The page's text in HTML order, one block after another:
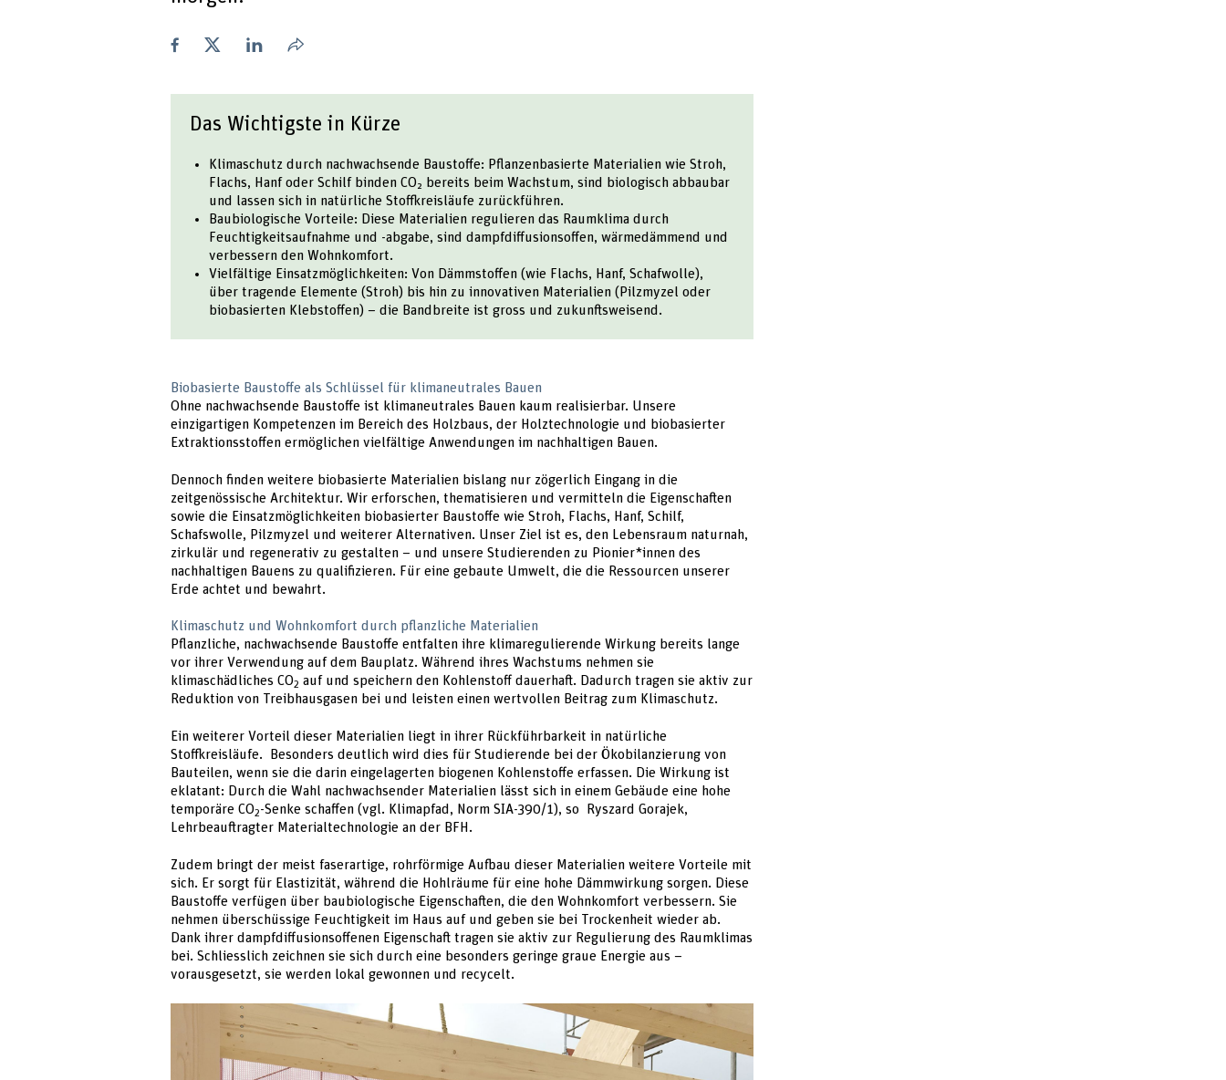
Teilen
Das Wichtigste in Kürze
Klimaschutz durch nachwachsende Baustoffe: Pflanzenbasierte Materialien wie Stroh,
Flachs, Hanf oder Schilf binden CO₂ bereits beim Wachstum, sind biologisch abbaubar
und lassen sich in natürliche Stoffkreisläufe zurückführen.
Baubiologische Vorteile: Diese Materialien regulieren das Raumklima durch
Feuchtigkeitsaufnahme und -abgabe, sind dampfdiffusionsoffen, wärmedämmend und
verbessern den Wohnkomfort.
Vielfältige Einsatzmöglichkeiten: Von Dämmstoffen (wie Flachs, Hanf, Schafwolle),
über tragende Elemente (Stroh) bis hin zu innovativen Materialien (Pilzmyzel oder
biobasierten Klebstoffen) – die Bandbreite ist gross und zukunftsweisend.
Biobasierte Baustoffe als Schlüssel für klimaneutrales Bauen
Ohne nachwachsende Baustoffe ist klimaneutrales Bauen kaum realisierbar. Unsere
einzigartigen Kompetenzen im Bereich des Holzbaus, der Holztechnologie und biobasierter
Extraktionsstoffen ermöglichen vielfältige Anwendungen im nachhaltigen Bauen.
Dennoch finden weitere biobasierte Materialien bislang nur zögerlich Eingang in die
zeitgenössische Architektur. Wir erforschen, thematisieren und vermitteln die Eigenschaften
sowie die Einsatzmöglichkeiten biobasierter Baustoffe wie Stroh, Flachs, Hanf, Schilf,
Schafswolle, Pilzmyzel und weiterer Alternativen. Unser Ziel ist es, den Lebensraum naturnah,
zirkulär und regenerativ zu gestalten – und unsere Studierenden zu Pionier*innen des
nachhaltigen Bauens zu qualifizieren. Für eine gebaute Umwelt, die die Ressourcen unserer
Erde achtet und bewahrt.
Klimaschutz und Wohnkomfort durch pflanzliche Materialien
Pflanzliche, nachwachsende Baustoffe entfalten ihre klimaregulierende Wirkung bereits lange
vor ihrer Verwendung auf dem Bauplatz. Während ihres Wachstums nehmen sie
klimaschädliches CO2 auf und speichern den Kohlenstoff dauerhaft. Dadurch tragen sie aktiv zur
Reduktion von Treibhausgasen bei und leisten einen wertvollen Beitrag zum Klimaschutz.
Ein weiterer Vorteil dieser Materialien liegt in ihrer Rückführbarkeit in natürliche
Stoffkreisläufe. Besonders deutlich wird dies für Studierende bei der Ökobilanzierung von
Bauteilen, wenn sie die darin eingelagerten biogenen Kohlenstoffe erfassen. Die Wirkung ist
eklatant: Durch die Wahl nachwachsender Materialien lässt sich in einem Gebäude eine hohe
temporäre CO2-Senke schaffen (vgl. Klimapfad, Norm SIA-390/1), so Ryszard Gorajek,
Lehrbeauftragter Materialtechnologie an der BFH.
Zudem bringt der meist faserartige, rohrförmige Aufbau dieser Materialien weitere Vorteile mit
sich. Er sorgt für Elastizität, während die Hohlräume für eine hohe Dämmwirkung sorgen. Diese
Baustoffe verfügen über baubiologische Eigenschaften, die den Wohnkomfort verbessern. Sie
nehmen überschüssige Feuchtigkeit im Haus auf und geben sie bei Trockenheit wieder ab.
Dank ihrer dampfdiffusionsoffenen Eigenschaft tragen sie aktiv zur Regulierung des Raumklimas
bei. Schliesslich zeichnen sie sich durch eine besonders geringe graue Energie aus –
vorausgesetzt, sie werden lokal gewonnen und recycelt.